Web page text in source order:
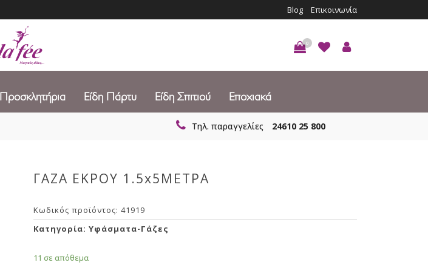
Blog Επικοινωνία
0
Προσκλητήρια Είδη Πάρτυ Είδη Σπιτιού Εποχιακά
Τηλ. παραγγελίες 24610 25 800
ΓΑΖΑ ΕΚΡΟΥ 1.5x5METPA
Κωδικός προϊόντος:41919
Κατηγορία:Υφάσματα-Γάζες
11 σε απόθεμα